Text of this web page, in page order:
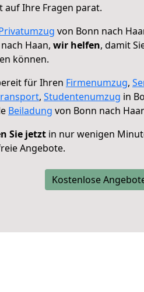
auf Ihre Fragen parat.
von Bonn nach
Haan, wir helfen, damit
können.
für Ihren Firmenumzug,
, Studentenumzug in
Beiladung von Bonn nach
Sie jetzt in nur wenigen
Angebote.
Kostenlose